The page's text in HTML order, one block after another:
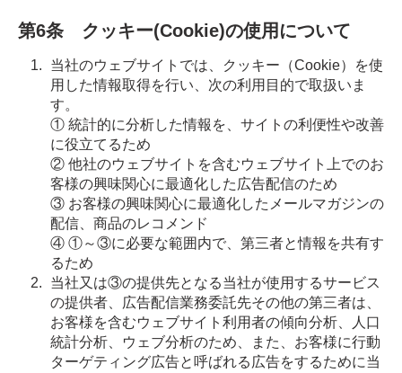
第6条 クッキー(Cookie)の使用について
当社のウェブサイトでは、クッキー（Cookie）を使
用した情報取得を行い、次の利用目的で取扱いま
す。
① 統計的に分析した情報を、サイトの利便性や改善
に役立てるため
② 他社のウェブサイトを含むウェブサイト上でのお
客様の興味関心に最適化した広告配信のため
③ お客様の興味関心に最適化したメールマガジンの
配信、商品のレコメンド
④ ①～③に必要な範囲内で、第三者と情報を共有す
るため
当社又は③の提供先となる当社が使用するサービス
の提供者、広告配信業務委託先その他の第三者は、
お客様を含むウェブサイト利用者の傾向分析、人口
統計分析、ウェブ分析のため、また、お客様に行動
ターゲティング広告と呼ばれる広告をするために当